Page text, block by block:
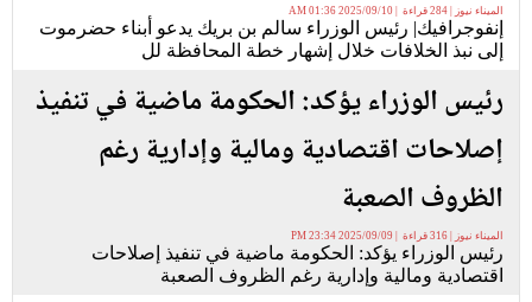
الميناء نيوز | 284 قراءة | 2025/09/10 01:36 AM
إنفوجرافيك| ‎رئيس الوزراء سالم بن بريك يدعو أبناء حضرموت
إلى نبذ الخلافات خلال إشهار خطة المحافظة لل
رئيس الوزراء يؤكد: الحكومة ماضية في تنفيذ
إصلاحات اقتصادية ومالية وإدارية رغم
الظروف الصعبة
الميناء نيوز | 316 قراءة | 2025/09/09 23:34 PM
رئيس الوزراء يؤكد: الحكومة ماضية في تنفيذ إصلاحات
اقتصادية ومالية وإدارية رغم الظروف الصعبة